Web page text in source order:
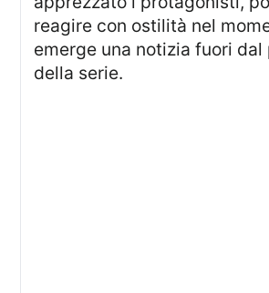
reagire con ostilità nel
emerge una notizia fuori
della serie.